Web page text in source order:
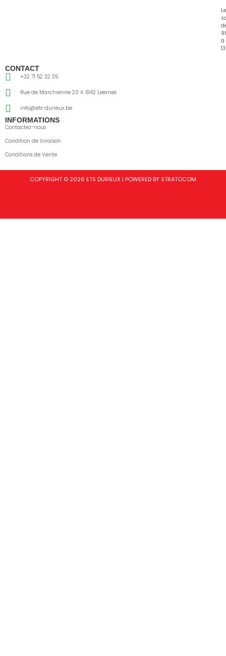
Le
à
CONTACT
+32 71 52 32 35
Rue de Marchienne 20 A 6142 Leernes
info@ets-durieux.be
INFORMATIONS
Contactez-nous
Condition de livraison
Conditions de Vente
COPYRIGHT © 2026 ETS DURIEUX | POWERED BY STRATOCOM